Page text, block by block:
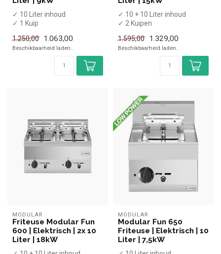
✓ 10 Liter inhoud
✓ 1 Kuip
✓ Tafelmodel
✓ 9 kW
1.250,00 1.063,00
Beschikbaarheid laden..
✓ 10 + 10 Liter inhoud
✓ 2 Kuipen
✓ Tafelmodel
✓ 15 kW
1.595,00 1.329,00
Beschikbaarheid laden..
MODULAR
Friteuse Modular Fun
600 | Elektrisch | 2x 10
Liter | 18kW
MODULAR
Modular Fun 650
Friteuse | Elektrisch | 10
Liter | 7,5kW